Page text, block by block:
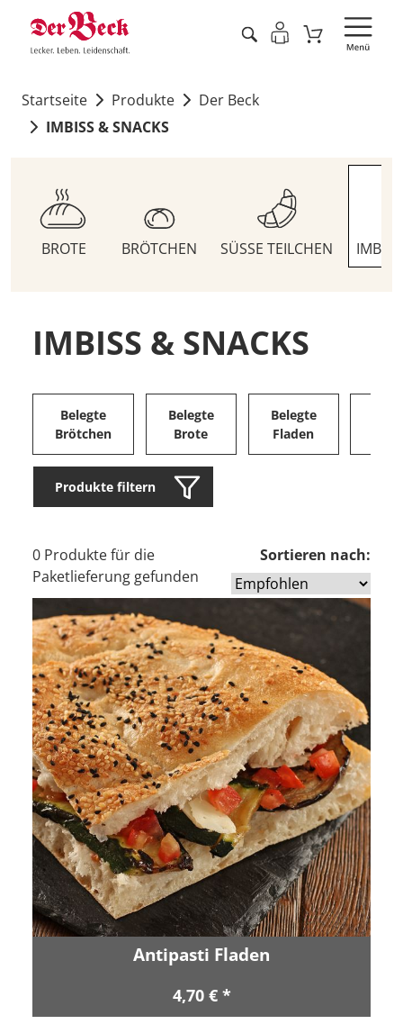
Startseite Produkte
Der Beck
IMBISS & SNACKS
BROTE BRÖTCHEN SÜSSE TEILCHEN
IMBISS & SNACKS
Belegte
Brötchen
Belegte
Brote
Belegte
Fladen
Produkte filtern
0 Produkte für die
Paketlieferung gefunden
Sortieren nach:
Antipasti Fladen
4,70 € *